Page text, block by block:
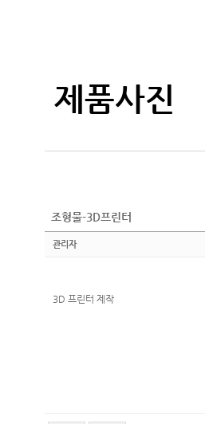
제품사진
조형물-3D프린터
관리자
3D 프린터 제작